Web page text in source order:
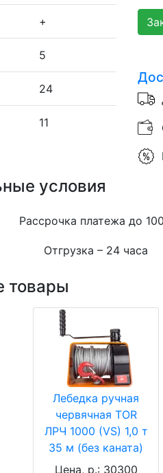
+
5
24
11
условия
Рассрочка платежа до
Отгрузка – 24 часа
товары
Лебедка ручная
червячная TOR
ЛРЧ 1000 (VS) 1,0 т
35 м (без каната)
Цена, р.: 30300